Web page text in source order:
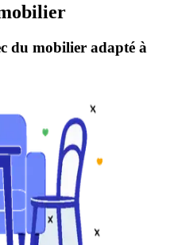
du mobilier adapté à